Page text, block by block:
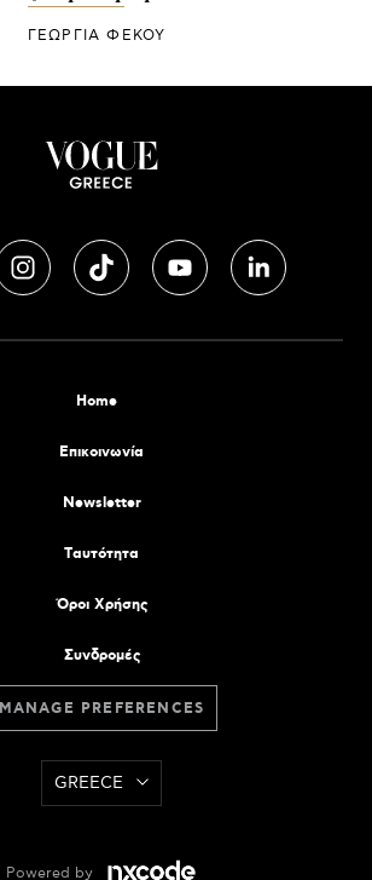
ΓΕΩΡΓΙΑ ΦΕΚΟΥ
Home
Επικοινωνία
Newsletter
Tαυτότητα
Όροι Χρήσης
Συνδρομές
MANAGE PREFERENCES
GREECE
Powered by